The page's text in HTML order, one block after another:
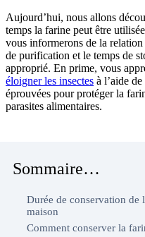
Aujourd’hui, nous allons
temps la farine peut être
vous informerons de la
de purification et le temps de
approprié. En prime, vous
éloigner les insectes à l’aide
éprouvées pour protéger la
parasites alimentaires.
Sommaire…
Durée de conservation de
maison
Comment conserver la